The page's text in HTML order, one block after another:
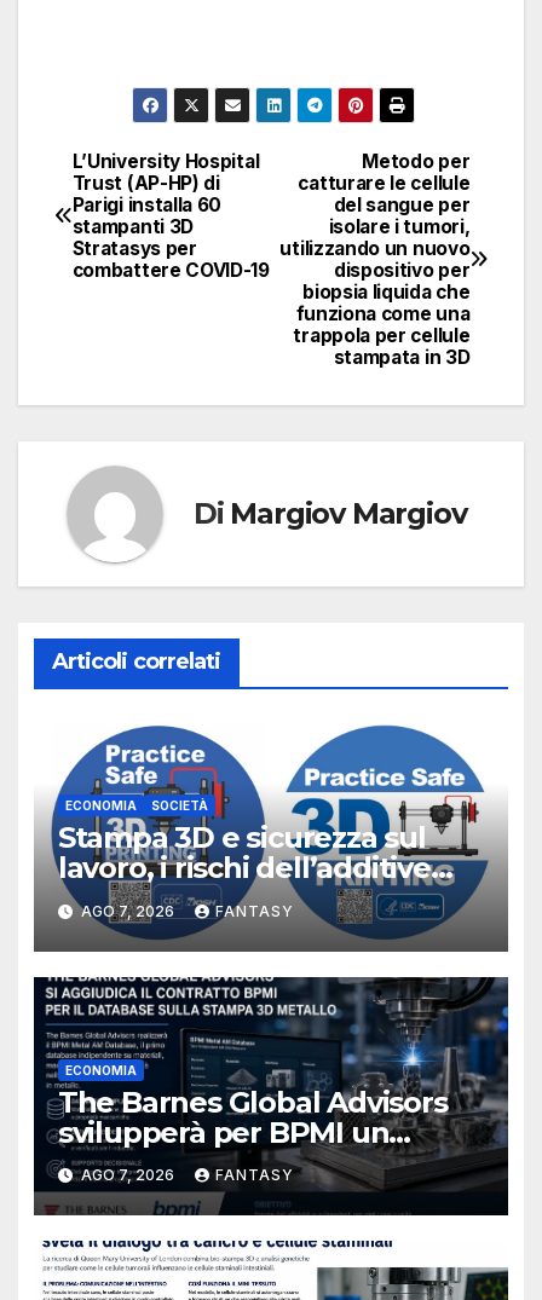
Navigazione
articoli
Metodo per
catturare le cellule
del sangue per
isolare i tumori,
utilizzando un nuovo
dispositivo per
biopsia liquida che
funziona come una
trappola per cellule
stampata in 3D
L’University Hospital
Trust (AP-HP) di
Parigi installa 60
stampanti 3D
Stratasys per
combattere COVID-19
Di Margiov Margiov
Articoli correlati
ECONOMIA SOCIETÀ
Stampa 3D e sicurezza sul
lavoro, i rischi dell’additive
manufacturing secondo
NIOSH
AGO 7, 2026 FANTASY
ECONOMIA
The Barnes Global Advisors
svilupperà per BPMI un
database per la stampa 3D
metallica destinata alla filiera
navale statunitense
AGO 7, 2026 FANTASY